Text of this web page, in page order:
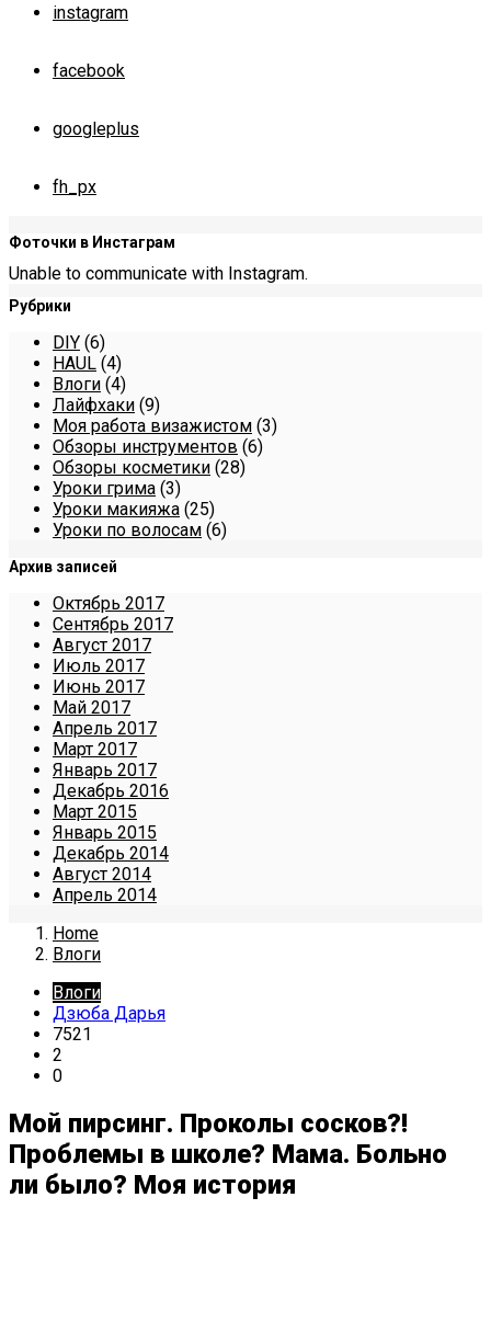
instagram
facebook
googleplus
fh_px
Фоточки в Инстаграм
Unable to communicate with Instagram.
Рубрики
DIY (6)
HAUL (4)
Влоги (4)
Лайфхаки (9)
Моя работа визажистом (3)
Обзоры инструментов (6)
Обзоры косметики (28)
Уроки грима (3)
Уроки макияжа (25)
Уроки по волосам (6)
Архив записей
Октябрь 2017
Сентябрь 2017
Август 2017
Июль 2017
Июнь 2017
Май 2017
Апрель 2017
Март 2017
Январь 2017
Декабрь 2016
Март 2015
Январь 2015
Декабрь 2014
Август 2014
Апрель 2014
Home
Влоги
Влоги
Дзюба Дарья
7521
2
0
Мой пирсинг. Проколы сосков?!
Проблемы в школе? Мама. Больно
ли было? Моя история